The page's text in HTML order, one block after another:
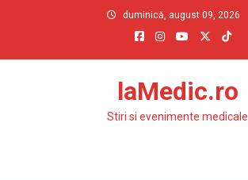
duminică, august 09, 2026
laMedic.ro
Stiri si evenimente medicale